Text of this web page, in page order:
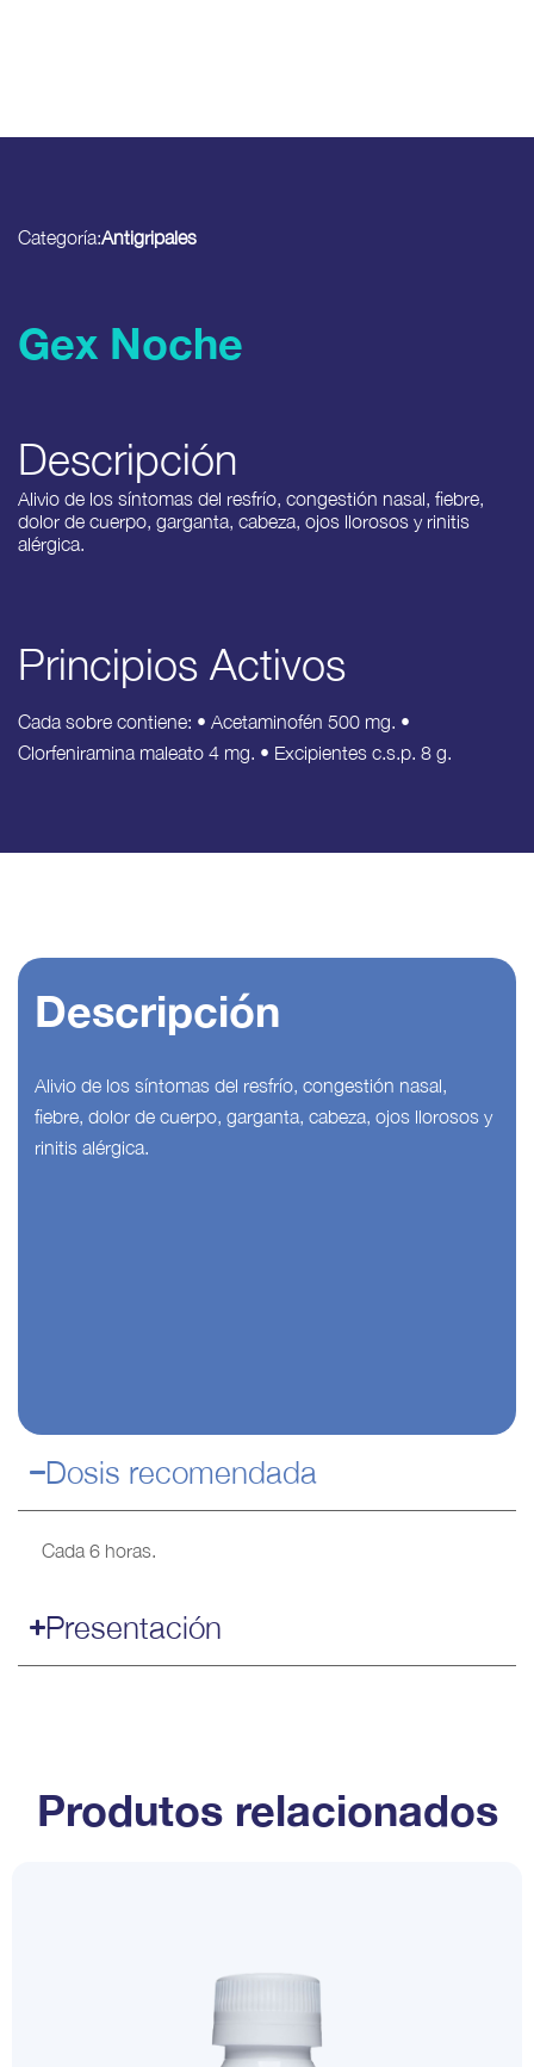
Categoría:Antigripales
Gex Noche
Descripción
Alivio de los síntomas del resfrío, congestión nasal, fiebre,
dolor de cuerpo, garganta, cabeza, ojos llorosos y rinitis
alérgica.
Principios Activos
Cada sobre contiene: • Acetaminofén 500 mg. •
Clorfeniramina maleato 4 mg. • Excipientes c.s.p. 8 g.
Descripción
Alivio de los síntomas del resfrío, congestión nasal,
fiebre, dolor de cuerpo, garganta, cabeza, ojos llorosos y
rinitis alérgica.
Dosis recomendada
Cada 6 horas.
Presentación
Produtos relacionados